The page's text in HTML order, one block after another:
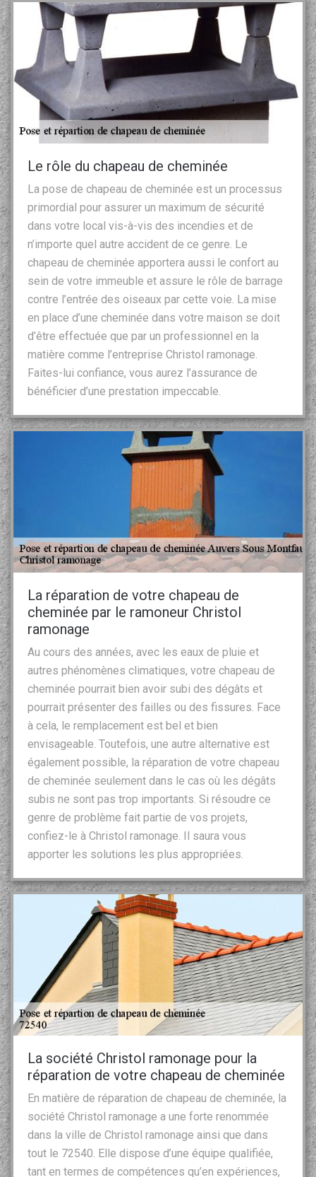
Le rôle du chapeau de cheminée
La pose de chapeau de cheminée est un processus
primordial pour assurer un maximum de sécurité
dans votre local vis-à-vis des incendies et de
n’importe quel autre accident de ce genre. Le
chapeau de cheminée apportera aussi le confort au
sein de votre immeuble et assure le rôle de barrage
contre l’entrée des oiseaux par cette voie. La mise
en place d’une cheminée dans votre maison se doit
d’être effectuée que par un professionnel en la
matière comme l’entreprise Christol ramonage.
Faites-lui confiance, vous aurez l’assurance de
bénéficier d’une prestation impeccable.
La réparation de votre chapeau de
cheminée par le ramoneur Christol
ramonage
Au cours des années, avec les eaux de pluie et
autres phénomènes climatiques, votre chapeau de
cheminée pourrait bien avoir subi des dégâts et
pourrait présenter des failles ou des fissures. Face
à cela, le remplacement est bel et bien
envisageable. Toutefois, une autre alternative est
également possible, la réparation de votre chapeau
de cheminée seulement dans le cas où les dégâts
subis ne sont pas trop importants. Si résoudre ce
genre de problème fait partie de vos projets,
confiez-le à Christol ramonage. Il saura vous
apporter les solutions les plus appropriées.
La société Christol ramonage pour la
réparation de votre chapeau de cheminée
En matière de réparation de chapeau de cheminée, la
société Christol ramonage a une forte renommée
dans la ville de Christol ramonage ainsi que dans
tout le 72540. Elle dispose d’une équipe qualifiée,
tant en termes de compétences qu’en expériences,